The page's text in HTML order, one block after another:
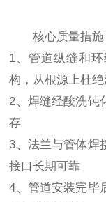
核心质量措施
1、管道纵缝和
构，从根源上杜
2、焊缝经酸洗钝
存
3、法兰与管体焊
接口长期可靠
4、管道安装完毕